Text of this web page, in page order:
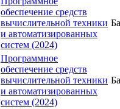
обеспечение средств
вычислительной техники
и автоматизированных
систем (2024)
Программное
обеспечение средств
вычислительной техники
и автоматизированных
систем (2024)